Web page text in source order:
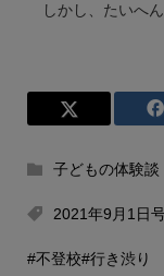
しかし、たいへん
子どもの体験談
2021年9月1日
#不登校#行き渋り